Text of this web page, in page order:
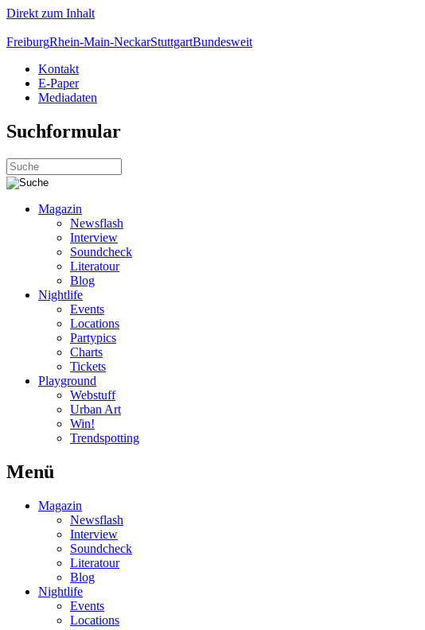
Direkt zum Inhalt
FreiburgRhein-Main-NeckarStuttgartBundesweit
Kontakt
E-Paper
Mediadaten
Suchformular
Magazin
Newsflash
Interview
Soundcheck
Literatour
Blog
Nightlife
Events
Locations
Partypics
Charts
Tickets
Playground
Webstuff
Urban Art
Win!
Trendspotting
Menü
Magazin
Newsflash
Interview
Soundcheck
Literatour
Blog
Nightlife
Events
Locations